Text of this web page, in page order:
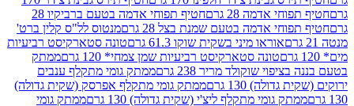
אדמה 28 גרם
חטיף תפוחי אדמה בטעם ברביקיו 28
אדמה בטעם שמנת בצל 28 גרם
מנטוס לל"ס קלין ברט'
אוראו מיני בשקית שוקו 61.3 גרם
טונה סטארקיסט רביעיות
טונה סטארקיסט רביעיות שמן צמחי* 120 גרם
ממתק
שוקולד מריר 238 גרם
ממתק גומי מתקלף ענבים
130 גרם
ממתק גומי מתקלף אפרסק (שקית גדולה)
גומי מתקלף ליצ'י (שקית גדולה) 130 גרם
ממתק גומי